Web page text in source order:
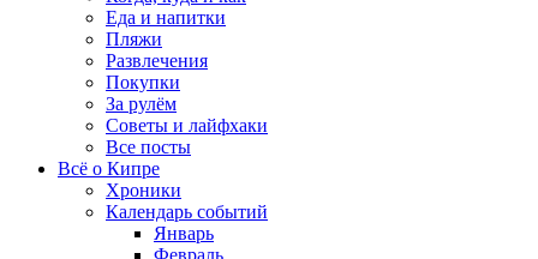
Еда и напитки
Пляжи
Развлечения
Покупки
За рулём
Советы и лайфхаки
Все посты
Всё о Кипре
Хроники
Календарь событий
Январь
Февраль